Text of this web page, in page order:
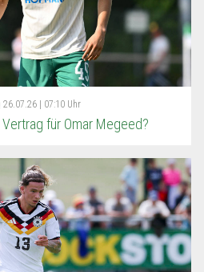
26.07.26 | 07:10 Uhr
Vertrag für Omar Megeed?